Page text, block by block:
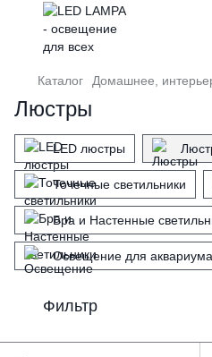
Каталог Домашнее,
Люстры
LED люстры
Точечные светильники
Бра и Настенные
Освещение для аквариума
Фильтр